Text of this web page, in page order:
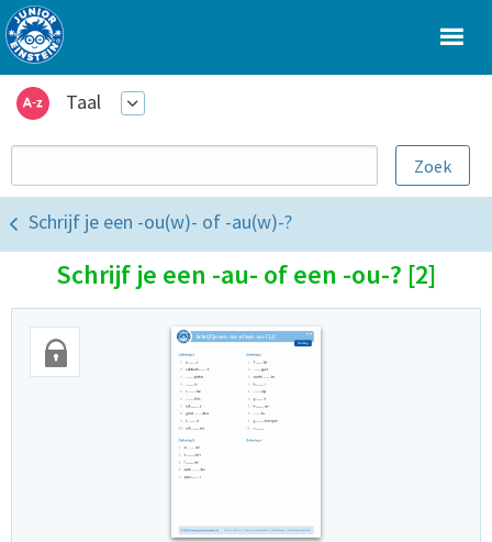
Taal
Schrijf je een -ou(w)- of -au(w)-?
Schrijf je een -au- of een -ou-? [2]